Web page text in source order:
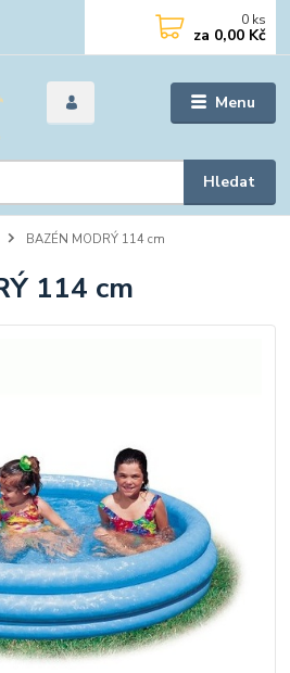
Menu
Hledat
0 ks
za 0,00 Kč
BAZÉN MODRÝ 114 cm
114 cm